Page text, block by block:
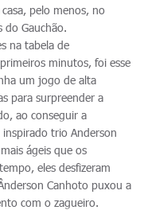
pelo menos, no
do Gauchão.
na tabela de
minutos, foi esse
um jogo de alta
para surpreender a
ao conseguir a
trio Anderson
ágeis que os
eles desfizeram
Canhoto puxou a
com o zagueiro.